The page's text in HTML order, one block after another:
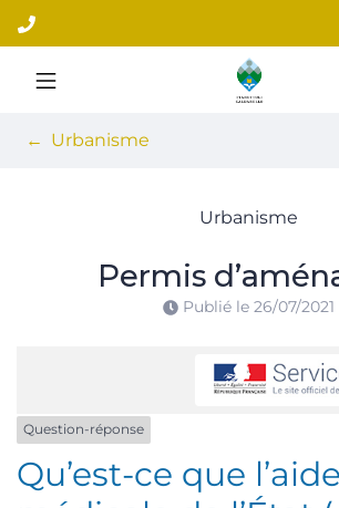
Aller
au
contenu
Site
Urbanisme
Urbanisme
Permis
Publié le 26/07/2021
Question-réponse
Qu’est-ce que l’aide